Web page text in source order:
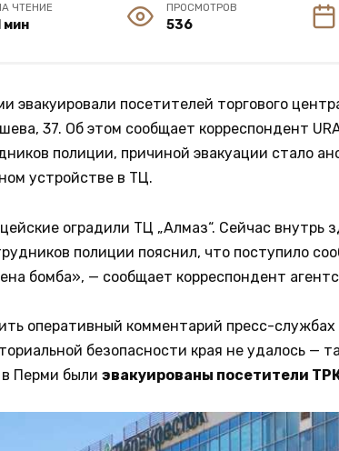
ЧТЕНИЕ
мин
ПРОСМОТРОВ
536
эвакуировали посетителей торгового
37. Об этом сообщает корреспондент
полиции, причиной эвакуации стало
устройстве в ТЦ.
оградили ТЦ „Алмаз“. Сейчас внутрь
полиции пояснил, что поступило
бомба», — сообщает корреспондент
оперативный комментарий пресс-
безопасности края не удалось —
Перми были эвакуированы посетители